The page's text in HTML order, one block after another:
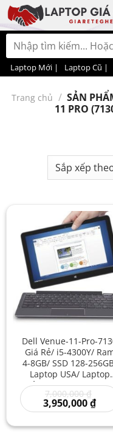
Bỏ
qua
nội
dung
Tìm
kiếm:
Laptop Mới | Laptop Cũ |
Trang chủ / SẢN
11 PRO
Dell Venue-11-Pro-
Giá Rẻ/ i5-4300Y/
4-8GB/ SSD 128-
Laptop USA/ Laptop
Cảm ứng 2 in 1/ Tháo
Rời Màn Hình/ Laptop
Dell Tablet
7,000,000₫
gốc
là:
3,950,000₫Giá
hiện
là: